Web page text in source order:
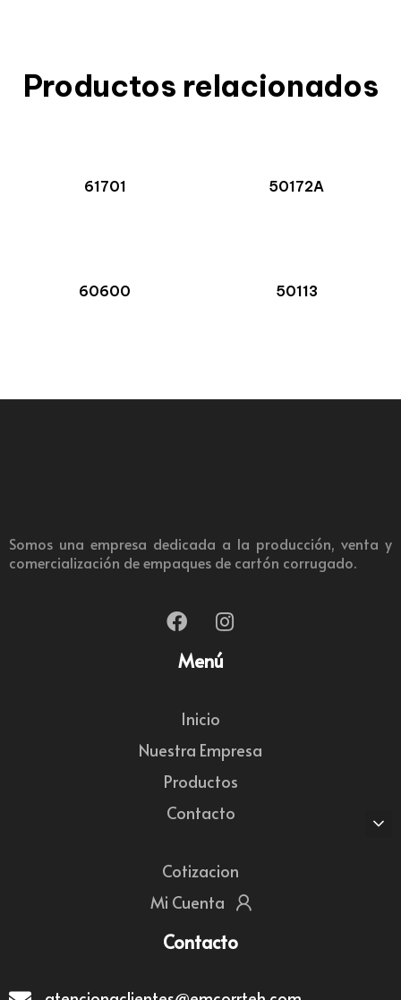
Productos relacionados
61701 50172A
60600 50113
Somos una empresa dedicada a la producción, venta y
comercialización de empaques de cartón corrugado.
Menú
Inicio
Nuestra Empresa
Productos
Contacto
Cotizacion
Mi Cuenta
Contacto